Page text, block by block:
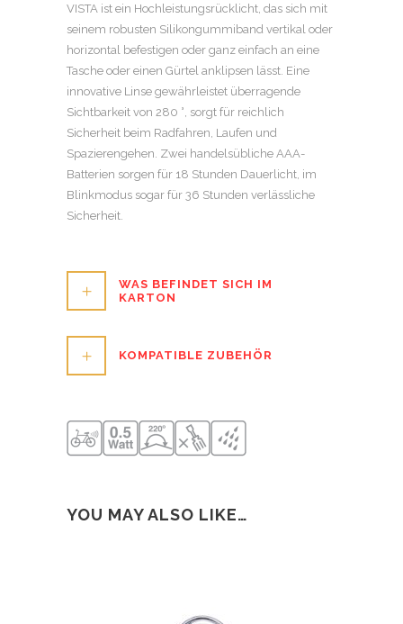
VISTA ist ein Hochleistungsrücklicht, das sich mit
seinem robusten Silikongummiband vertikal oder
horizontal befestigen oder ganz einfach an eine
Tasche oder einen Gürtel anklipsen lässt. Eine
innovative Linse gewährleistet überragende
Sichtbarkeit von 280 °, sorgt für reichlich
Sicherheit beim Radfahren, Laufen und
Spazierengehen. Zwei handelsübliche AAA-
Batterien sorgen für 18 Stunden Dauerlicht, im
Blinkmodus sogar für 36 Stunden verlässliche
Sicherheit.
WAS BEFINDET SICH IM
KARTON
KOMPATIBLE ZUBEHÖR
YOU MAY ALSO LIKE…